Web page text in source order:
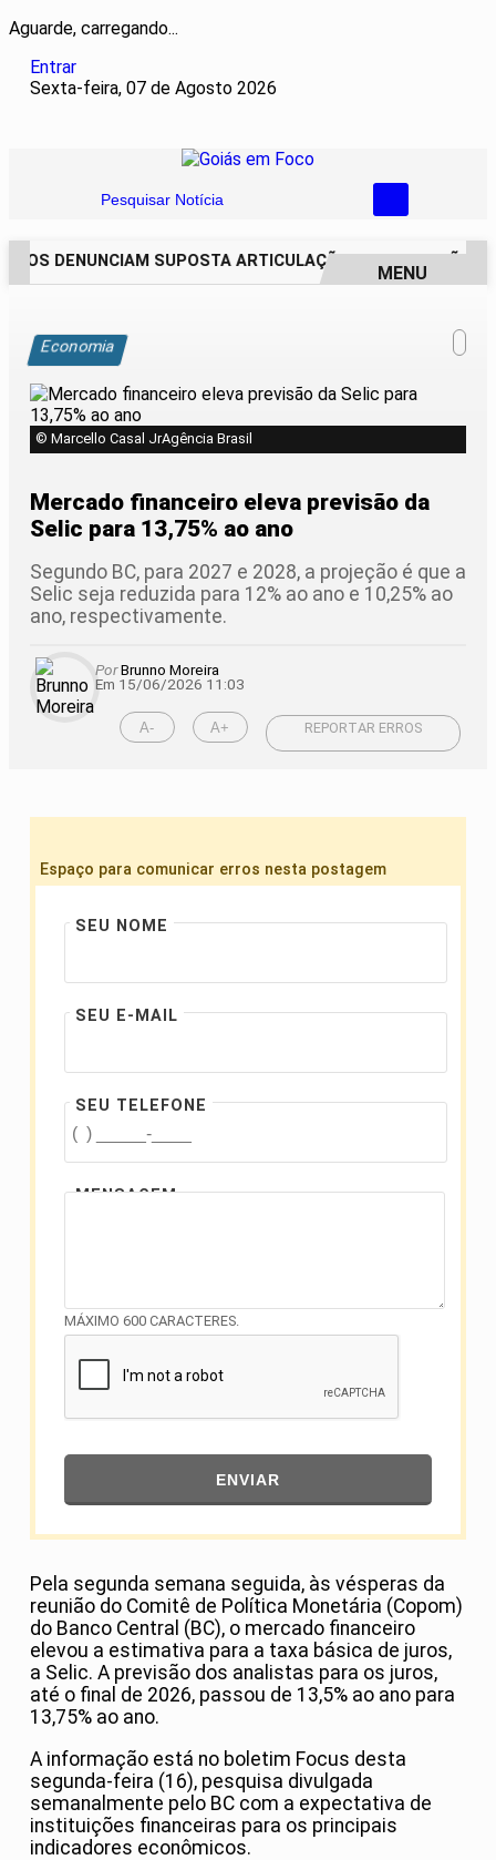
Aguarde, carregando...
Entrar
Sexta-feira, 07 de Agosto 2026
Pesquisar Notícia
DENUNCIAM SUPOSTA ARTICULAÇÃO PARA INVASÕES
MENU
Economia
© Marcello Casal JrAgência Brasil
Mercado financeiro eleva previsão da
Selic para 13,75% ao ano
Segundo BC, para 2027 e 2028, a projeção é que a
Selic seja reduzida para 12% ao ano e 10,25% ao
ano, respectivamente.
PorBrunno Moreira
Em 15/06/2026 11:03
A- A+ REPORTAR ERROS
Espaço para comunicar erros nesta postagem
SEU NOME
SEU E-MAIL
SEU TELEFONE
MENSAGEM
MÁXIMO 600 CARACTERES.
ENVIAR
Pela segunda semana seguida, às vésperas da
reunião do Comitê de Política Monetária (Copom)
do Banco Central (BC), o mercado financeiro
elevou a estimativa para a taxa básica de juros,
a Selic. A previsão dos analistas para os juros,
até o final de 2026, passou de 13,5% ao ano para
13,75% ao ano.
A informação está no boletim Focus desta
segunda-feira (16), pesquisa divulgada
semanalmente pelo BC com a expectativa de
instituições financeiras para os principais
indicadores econômicos.